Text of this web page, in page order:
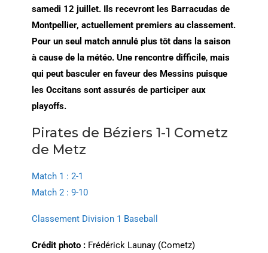
samedi 12 juillet. Ils recevront les Barracudas de
Montpellier, actuellement premiers au classement.
Pour un seul match annulé plus tôt dans la saison
à cause de la météo. Une rencontre difficile, mais
qui peut basculer en faveur des Messins puisque
les Occitans sont assurés de participer aux
playoffs.
Pirates de Béziers 1-1 Cometz
de Metz
Match 1 : 2-1
Match 2 : 9-10
Classement Division 1 Baseball
Crédit photo : Frédérick Launay (Cometz)